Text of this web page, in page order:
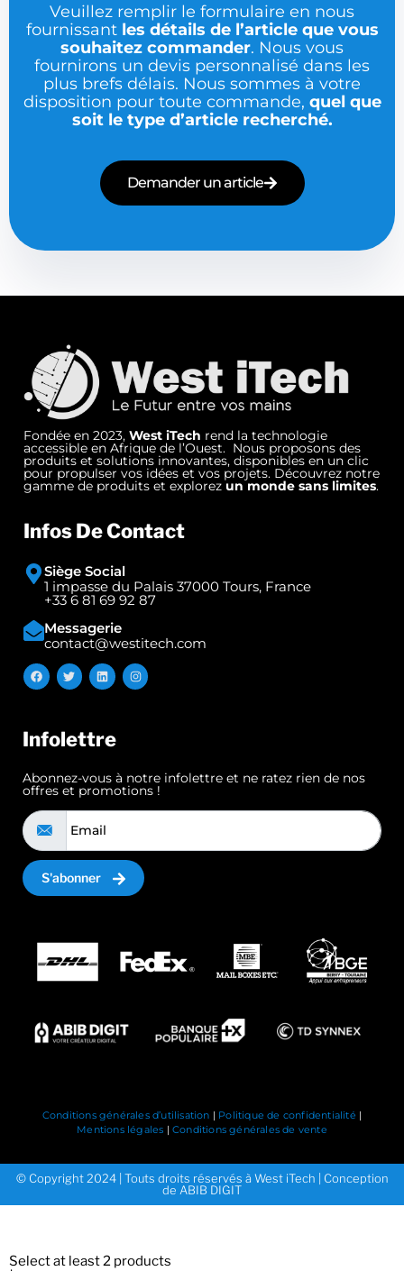
Veuillez remplir le formulaire en nous
fournissant les détails de l’article que vous
souhaitez commander. Nous vous
fournirons un devis personnalisé dans les
plus brefs délais. Nous sommes à votre
disposition pour toute commande, quel que
soit le type d’article recherché.
Demander un article
Fondée en 2023, West iTech rend la technologie
accessible en Afrique de l’Ouest. Nous proposons des
produits et solutions innovantes, disponibles en un clic
pour propulser vos idées et vos projets. Découvrez notre
gamme de produits et explorezun monde sans limites.
Infos De Contact
Siège Social
1 impasse du Palais 37000 Tours, France
+33 6 81 69 92 87
Messagerie
contact@westitech.com
Infolettre
Abonnez-vous à notre infolettre et ne ratez rien de nos
offres et promotions !
S'abonner
Conditions générales d’utilisation | Politique de confidentialité |
Mentions légales | Conditions générales de vente
© Copyright 2024 | Touts droits réservés à West iTech | Conception
de ABIB DIGIT
Select at least 2 products